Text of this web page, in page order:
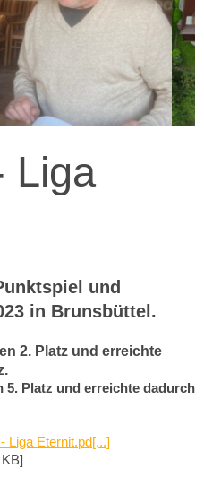
Liga
und
in Brunsbüttel.
2. Platz und erreichte
5. Platz und erreichte dadurch
Liga Eternit.pd[...]